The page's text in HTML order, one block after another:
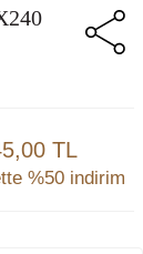
TL
%50 indirim